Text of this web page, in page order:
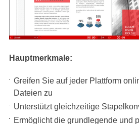
Hauptmerkmale:
Greifen Sie auf jeder Plattform
Dateien zu
Unterstützt gleichzeitige
Ermöglicht die grundlegende und